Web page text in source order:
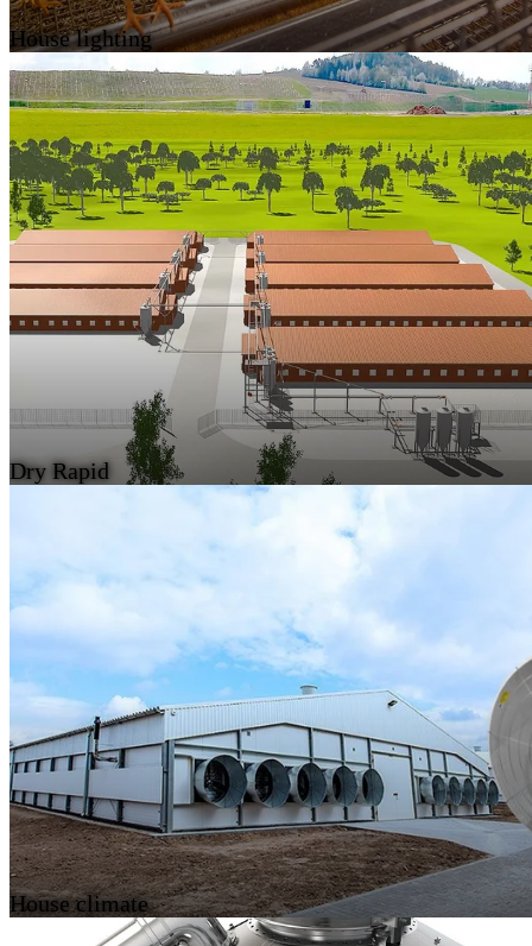
House lighting
Dry Rapid
House climate